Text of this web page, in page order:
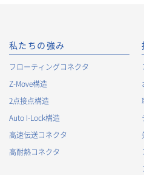
私たちの強み
フローティングコネクタ
Z-Move構造
2点接点構造
Auto I-Lock構造
高速伝送コネクタ
高耐熱コネクタ